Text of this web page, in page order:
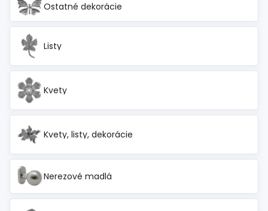
Ostatné dekorácie
Listy
Kvety
Kvety, listy, dekorácie
Nerezové madlá